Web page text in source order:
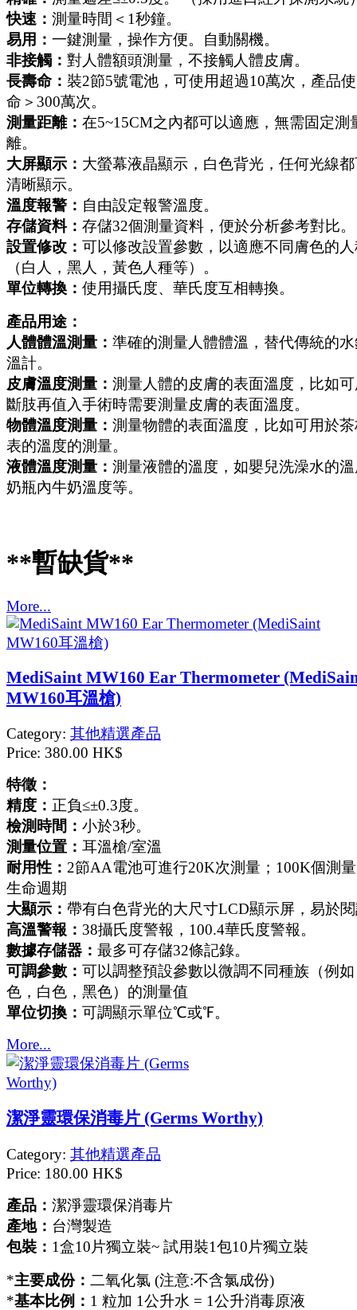
快速： 測量時間＜1秒鐘。
易用： 一鍵測量，操作方便。自動關機。
非接觸： 對人體額頭測量，不接觸人體皮膚。
長壽命： 裝2節5號電池，可使用超過10萬次，產品
命＞300萬次。
測量距離： 在5~15CM之內都可以適應，無需固定測
離。
大屏顯示： 大螢幕液晶顯示，白色背光，任何光線
清晰顯示。
溫度報警： 自由設定報警溫度。
存儲資料： 存儲32個測量資料，便於分析參考對比。
設置修改： 可以修改設置參數，以適應不同膚色的
（白人，黑人，黃色人種等）。
單位轉換： 使用攝氏度、華氏度互相轉換。
產品用途：
人體體溫測量： 準確的測量人體體溫，替代傳統的
溫計。
皮膚溫度測量： 測量人體的皮膚的表面溫度，比如
斷肢再值入手術時需要測量皮膚的表面溫度。
物體溫度測量： 測量物體的表面溫度，比如可用於
表的溫度的測量。
液體溫度測量： 測量液體的溫度，如嬰兒洗澡水的
奶瓶內牛奶溫度等。
**暫缺貨**
More...
MediSaint MW160 Ear Thermometer
MW160耳溫槍)
Category: 其他精選產品
Price: 380.00 HK$
特徵：
精度： 正負≤±0.3度。
檢測時間： 小於3秒。
測量位置： 耳溫槍/室溫
耐用性： 2節AA電池可進行20K次測量；100K個測
生命週期
大顯示： 帶有白色背光的大尺寸LCD顯示屏，易於
高溫警報： 38攝氏度警報，100.4華氏度警報。
數據存儲器： 最多可存儲32條記錄。
可調參數： 可以調整預設參數以微調不同種族（例
色，白色，黑色）的測量值
單位切換： 可調顯示單位℃或℉。
More...
潔淨靈環保消毒片 (Germs Worthy)
Category: 其他精選產品
Price: 180.00 HK$
產品： 潔淨靈環保消毒片
產地： 台灣製造
包裝： 1盒10片獨立裝~ 試用裝1包10片獨立裝
*主要成份： 二氧化氯 (注意:不含氯成份)
*基本比例： 1 粒加 1公升水 = 1公升消毒原液